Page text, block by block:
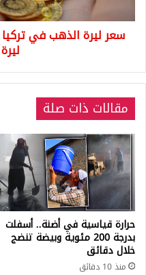
نصف
وربعسعر ليرة الذهب في
مقالات ذات صلة
حرارة قياسية في أضنة.. أسفلت
بدرجة 200 مئوية وبيضة تنضج
خلال دقائق
منذ 10 دقائق